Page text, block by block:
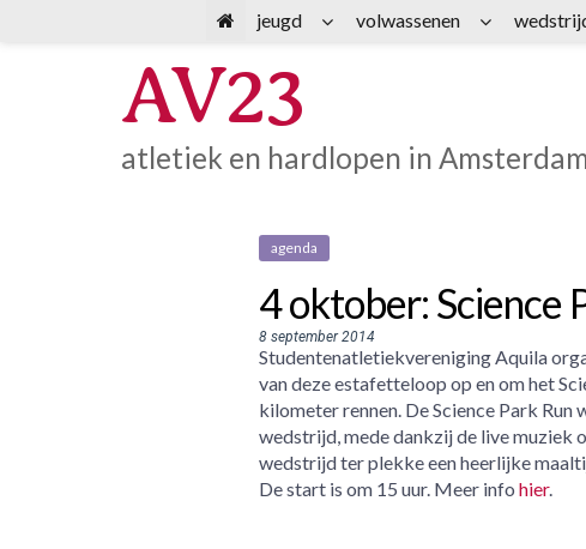
AV23
atletiek en hardlopen in
agenda
4 oktober: Science
8 september 2014
Studentenatletiekvereniging Aquila
van deze estafetteloop op en om het
kilometer rennen. De Science Park
wedstrijd, mede dankzij de live muziek
wedstrijd ter plekke een heerlijke
De start is om 15 uur. Meer info hier.
jeugd volwassenen